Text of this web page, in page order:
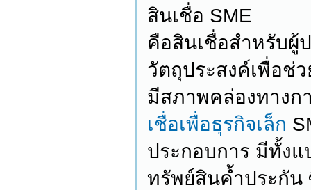
สินเชื่อ SME
คือสินเชื่อสำหรับผู้
วัตถุประสงค์เพื่อช่
มีสภาพคล่องทางก
เชื่อเพื่อธุรกิจเล็ก
ประกอบการ มีทั้ง
ทรัพย์สินค้ำประกัน